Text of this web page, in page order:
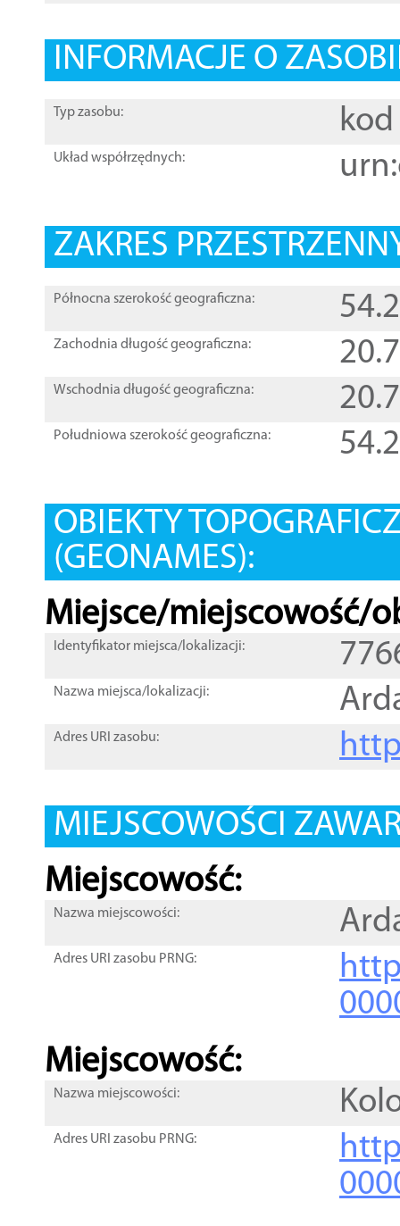
INFORMACJE O
Typ zasobu: kod
Układ współrzędnych:
ZAKRES
Północna szerokość geograficzna:
Zachodnia długość geograficzna:
Wschodnia długość geograficzna:
Południowa szerokość geograficzna:
OBIEKTY
(GEONAMES):
Miejsce/miejscowość/
Identyfikator miejsca/lokalizacji:
Nazwa miejsca/lokalizacji:
Adres URI zasobu:
MIEJSCOWOŚCI
Miejscowość:
Nazwa miejscowości:
Adres URI zasobu PRNG:
Miejscowość:
Nazwa miejscowości:
Adres URI zasobu PRNG: